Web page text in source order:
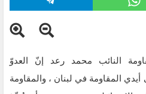
النائب محمد رعد إنّ العدوّ
أيدي المقاومة في لبنان ، والمقاومة